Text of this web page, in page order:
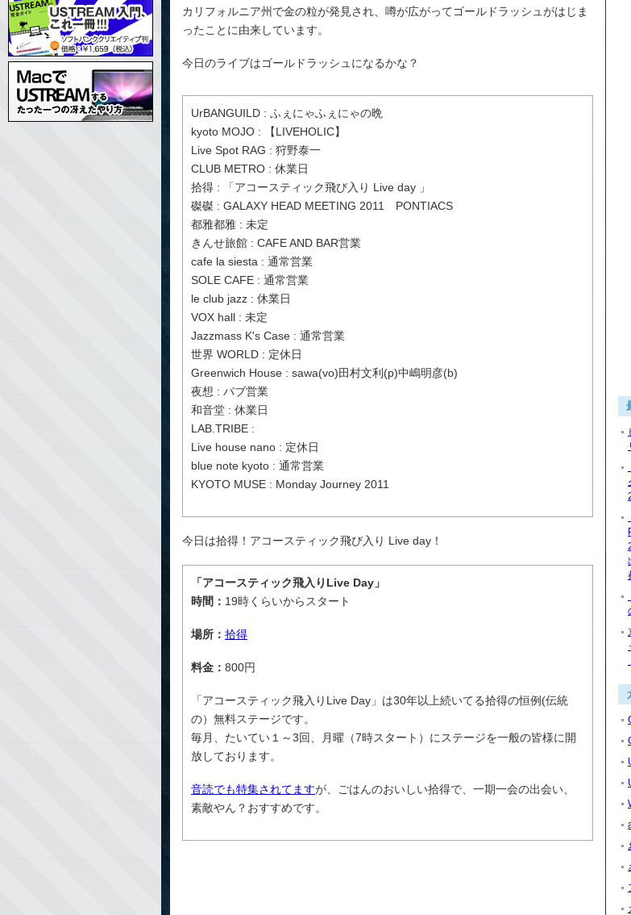
カリフォルニア州で金の粒が発見され、噂が広がってゴールドラッシュがはじま
ったことに由来しています。
今日のライブはゴールドラッシュになるかな？
UrBANGUILD : ふぇにゃふぇにゃの晩
kyoto MOJO : 【LIVEHOLIC】
Live Spot RAG : 狩野泰一
CLUB METRO : 休業日
拾得 : 「アコースティック飛び入り Live day 」
磔磔 : GALAXY HEAD MEETING 2011 PONTIACS
都雅都雅 : 未定
きんせ旅館 : CAFE AND BAR営業
cafe la siesta : 通常営業
SOLE CAFE : 通常営業
le club jazz : 休業日
VOX hall : 未定
Jazzmass K's Case : 通常営業
世界 WORLD : 定休日
Greenwich House : sawa(vo)田村文利(p)中嶋明彦(b)
夜想 : パブ営業
和音堂 : 休業日
LAB.TRIBE :
Live house nano : 定休日
blue note kyoto : 通常営業
KYOTO MUSE : Monday Journey 2011
今日は拾得！アコースティック飛び入り Live day！
「アコースティック飛入りLive Day」
時間： 19時くらいからスタート
場所： 拾得
料金： 800円
「アコースティック飛入りLive Day」は30年以上続いてる拾得の恒例(伝統
の）無料ステージです。
毎月、たいてい１～3回、月曜（7時スタート）にステージを一般の皆様に開
放しております。
音読でも特集されてますが、ごはんのおいしい拾得で、一期一会の出会い、
素敵やん？おすすめです。